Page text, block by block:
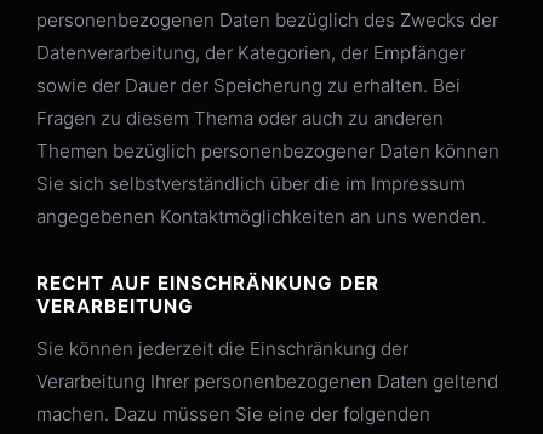
personenbezogenen Daten bezüglich des Zwecks der
Datenverarbeitung, der Kategorien, der Empfänger
sowie der Dauer der Speicherung zu erhalten. Bei
Fragen zu diesem Thema oder auch zu anderen
Themen bezüglich personenbezogener Daten können
Sie sich selbstverständlich über die im Impressum
angegebenen Kontaktmöglichkeiten an uns wenden.
RECHT AUF EINSCHRÄNKUNG DER
VERARBEITUNG
Sie können jederzeit die Einschränkung der
Verarbeitung Ihrer personenbezogenen Daten geltend
machen. Dazu müssen Sie eine der folgenden